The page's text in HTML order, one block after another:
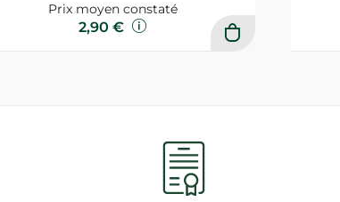
Prix moyen constaté
2,90 €